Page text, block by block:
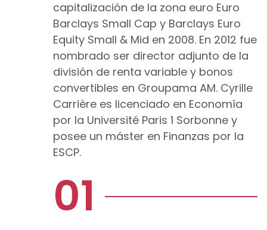
capitalización de la zona euro Euro
Barclays Small Cap y Barclays Euro
Equity Small & Mid en 2008. En 2012 fue
nombrado ser director adjunto de la
división de renta variable y bonos
convertibles en Groupama AM. Cyrille
Carrière es licenciado en Economía
por la Université Paris 1 Sorbonne y
posee un máster en Finanzas por la
ESCP.